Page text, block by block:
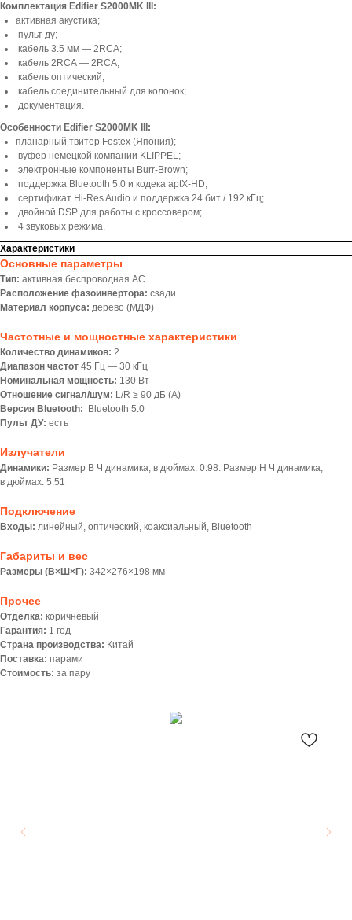
Комплектация Edifier S2000MK III:
активная акустика;
пульт ду;
кабель 3.5 мм — 2RCA;
кабель 2RCA — 2RCA;
кабель оптический;
кабель соединительный для колонок;
документация.
Особенности Edifier S2000MK III:
планарный твитер Fostex (Япония);
вуфер немецкой компании KLIPPEL;
электронные компоненты Burr-Brown;
поддержка Bluetooth 5.0 и кодека aptX-HD;
сертификат Hi-Res Audio и поддержка 24 бит / 192 кГц;
двойной DSP для работы с кроссовером;
4 звуковых режима.
Характеристики
Основные параметры
Тип: активная беспроводная АС
Расположение фазоинвертора: сзади
Материал корпуса: дерево (МДФ)
Частотные и мощностные характеристики
Количество динамиков: 2
Диапазон частот 45 Гц — 30 кГц
Номинальная мощность: 130 Вт
Отношение сигнал/шум: L/R ≥ 90 дБ (A)
Версия Bluetooth:
Bluetooth 5.0
Пульт ДУ: есть
Излучатели
Динамики: Размер В Ч динамика, в дюймах: 0.98. Размер Н Ч динамика,
в дюймах: 5.51
Подключение
Входы: линейный, оптический, коаксиальный, Bluetooth
Габариты и вес
Размеры (В×Ш×Г): 342×276×198 мм
Прочее
Отделка: коричневый
Гарантия: 1 год
Страна производства: Китай
Поставка: парами
Стоимость: за пару